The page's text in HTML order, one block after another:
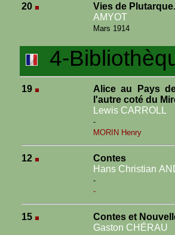
20
Vies de Plutarque.
AMYOT
Mars 1914
4-
19
Alice au Pays
l'autre coté du
Lewis CARROLL
-
MORIN Henry
12
Contes
Hans Christian
-
-
15
Contes et
Gaston CHÉRAU